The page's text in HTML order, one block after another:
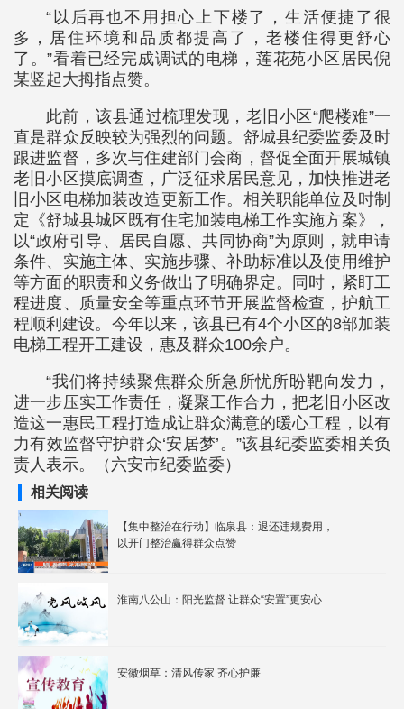
“以后再也不用担心上下楼了，生活便捷了很
多，居住环境和品质都提高了，老楼住得更舒心
了。”看着已经完成调试的电梯，莲花苑小区居民倪
某竖起大拇指点赞。
此前，该县通过梳理发现，老旧小区“爬楼难”一
直是群众反映较为强烈的问题。舒城县纪委监委及时
跟进监督，多次与住建部门会商，督促全面开展城镇
老旧小区摸底调查，广泛征求居民意见，加快推进老
旧小区电梯加装改造更新工作。相关职能单位及时制
定《舒城县城区既有住宅加装电梯工作实施方案》，
以“政府引导、居民自愿、共同协商”为原则，就申请
条件、实施主体、实施步骤、补助标准以及使用维护
等方面的职责和义务做出了明确界定。同时，紧盯工
程进度、质量安全等重点环节开展监督检查，护航工
程顺利建设。今年以来，该县已有4个小区的8部加装
电梯工程开工建设，惠及群众100余户。
“我们将持续聚焦群众所急所忧所盼靶向发力，
进一步压实工作责任，凝聚工作合力，把老旧小区改
造这一惠民工程打造成让群众满意的暖心工程，以有
力有效监督守护群众‘安居梦’。”该县纪委监委相关负
责人表示。（六安市纪委监委）
相关阅读
【集中整治在行动】临泉县：退还违规费用，
以开门整治赢得群众点赞
淮南八公山：阳光监督 让群众“安置”更安心
安徽烟草：清风传家 齐心护廉